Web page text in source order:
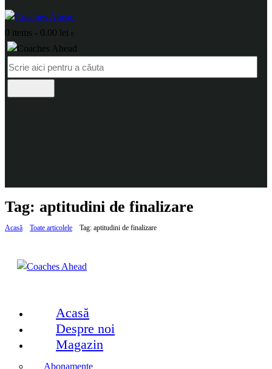
0 items - 0.00 lei
Tag: aptitudini de finalizare
Acasă Toate articolele Tag: aptitudini de finalizare
Acasă
Despre noi
Magazin
Abonamente